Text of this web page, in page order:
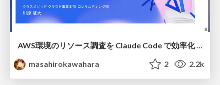
AWS環境のリソース調査を Claude Code で効率化 / aws investigate with cc devio2025
masahirokawahara
2 2.2k